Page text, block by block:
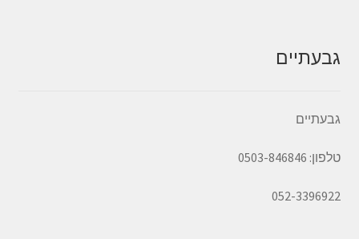
גבעתיים
גבעתיים
טלפון: 0503-846846
052-3396922